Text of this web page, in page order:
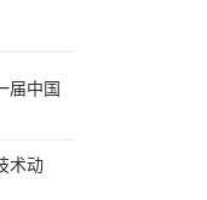
届中国
术动